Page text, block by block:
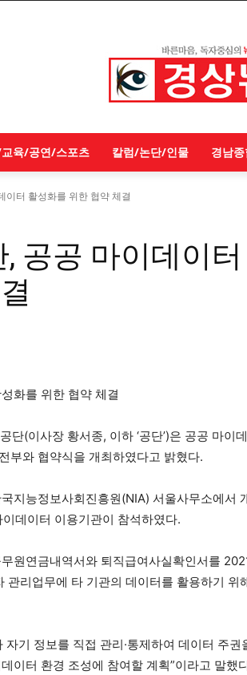
육/공연/스포츠 칼럼/논단/인물 경남
이터 활성화를 위한 협약 체결
공공 마이데이
화를 위한 협약 체결
단(이사장 황서종, 이하 ‘공단’)은 공공 마이
부와 협약식을 개최하였다고 밝혔다.
지능정보사회진흥원(NIA) 서울사무소에서
데이터 이용기관이 참석하였다.
원연금내역서와 퇴직급여사실확인서를
관리업무에 타 기관의 데이터를 활용하기 위
기 정보를 직접 관리·통제하여 데이터 주권
이터 환경 조성에 참여할 계획”이라고 말했